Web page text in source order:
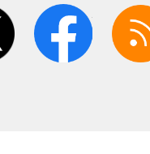
twitter facebook